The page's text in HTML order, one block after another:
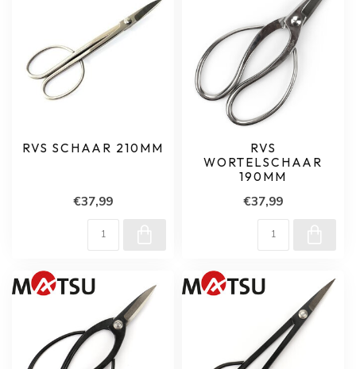
RVS SCHAAR 210MM
€37,99
RVS
WORTELSCHAAR
190MM
€37,99